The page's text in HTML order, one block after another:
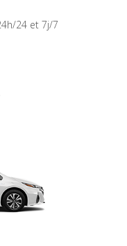
24 et 7j/7